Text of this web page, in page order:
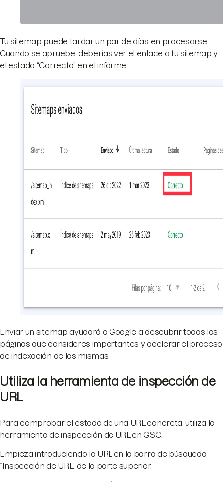
Tu sitemap puede tardar un par de días en procesarse.
Cuando se apruebe, deberías ver el enlace a tu sitemap y
el estado “Correcto” en el informe.
Enviar un sitemap ayudará a Google a descubrir todas las
páginas que consideres importantes y acelerar el proceso
de indexación de las mismas.
Utiliza la herramienta de inspección de
URL
Para comprobar el estado de una URL concreta, utiliza la
herramienta de inspección de URL en GSC.
Empieza introduciendo la URL en la barra de búsqueda
“Inspección de URL” de la parte superior.